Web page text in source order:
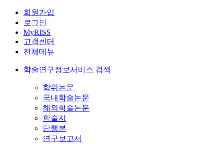
회원가입
로그인
MyRISS
고객센터
전체메뉴
학술연구정보서비스 검색
학위논문
국내학술논문
해외학술논문
학술지
단행본
연구보고서